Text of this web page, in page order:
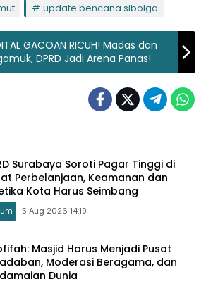
update bencana sibolga
GACOAN RICUH! Madas dan
DPRD Jadi Arena Panas!
Surabaya Soroti Pagar Tinggi di
Perbelanjaan, Keamanan dan
Kota Harus Seimbang
5 Aug 2026 14:19
Masjid Harus Menjadi Pusat
Moderasi Beragama, dan
Dunia